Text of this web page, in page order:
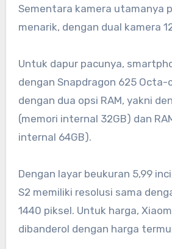
Sementara kamera utamanya
menarik, dengan dual kamera
Untuk dapur pacunya,
dengan Snapdragon 625 Octa-
dengan dua opsi RAM, yakni
(memori internal 32GB) dan
internal 64GB).
Dengan layar beukuran 5,99
S2 memiliki resolusi sama
1440 piksel. Untuk harga,
dibanderol dengan harga